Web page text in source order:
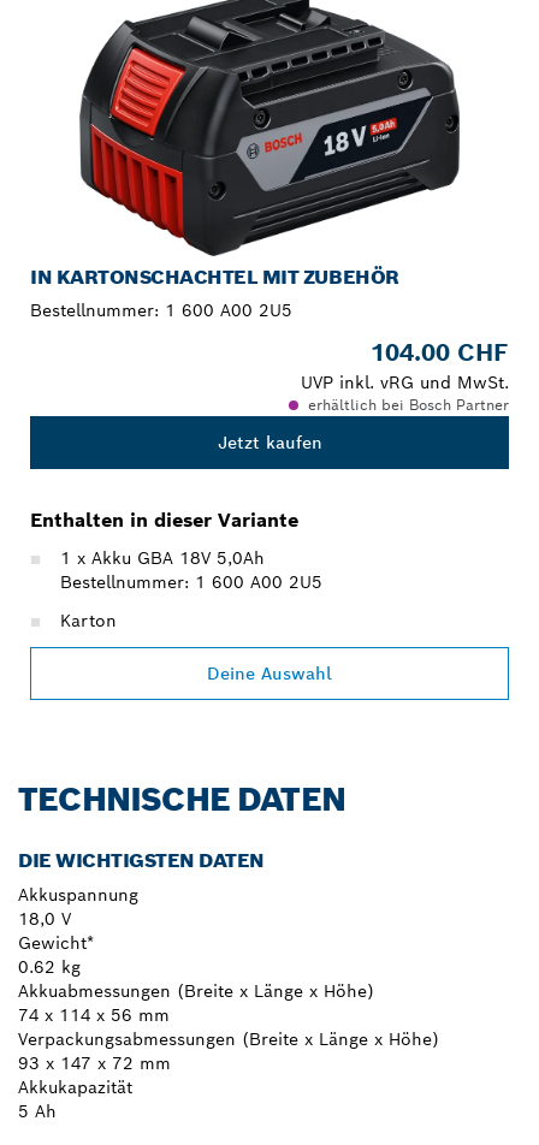
IN KARTONSCHACHTEL MIT ZUBEHÖR
Bestellnummer: 1 600 A00 2U5
104.00 CHF
UVP inkl. vRG und MwSt.
erhältlich bei Bosch Partner
Jetzt kaufen
Enthalten in dieser Variante
1 x Akku GBA 18V 5,0Ah
Bestellnummer: 1 600 A00 2U5
Karton
Deine Auswahl
TECHNISCHE DATEN
DIE WICHTIGSTEN DATEN
Akkuspannung
18,0 V
Gewicht*
0.62 kg
Akkuabmessungen (Breite x Länge x Höhe)
74 x 114 x 56 mm
Verpackungsabmessungen (Breite x Länge x Höhe)
93 x 147 x 72 mm
Akkukapazität
5 Ah